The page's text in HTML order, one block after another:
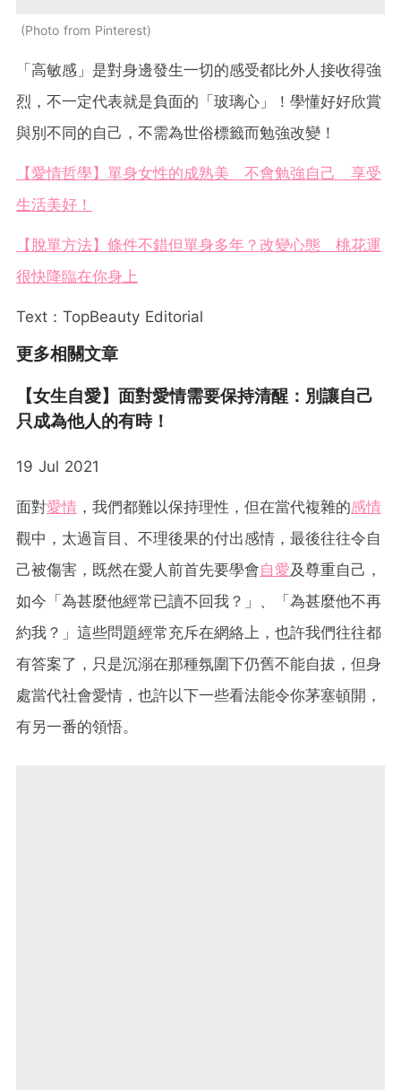
Photo from Pinterest
「高敏感」是對身邊發生一切的感受都比外人接收得強
烈，不一定代表就是負面的「玻璃心」！學懂好好欣賞
與別不同的自己，不需為世俗標籤而勉強改變！
【愛情哲學】單身女性的成熟美 不會勉強自己 享受
生活美好！
【脫單方法】條件不錯但單身多年？改變心態 桃花運
很快降臨在你身上
Text：TopBeauty Editorial
更多相關文章
【女生自愛】面對愛情需要保持清醒：別讓自己
只成為他人的有時！
19 Jul 2021
面對愛情 ，我們都難以保持理性，但在當代複雜的感情
觀中，太過盲目、不理後果的付出感情，最後往往令自
己被傷害，既然在愛人前首先要學會自愛及尊重自己，
如今「為甚麼他經常已讀不回我？」、「為甚麼他不再
約我？」這些問題經常充斥在網絡上，也許我們往往都
有答案了，只是沉溺在那種氛圍下仍舊不能自拔，但身
處當代社會愛情，也許以下一些看法能令你茅塞頓開，
有另一番的領悟。